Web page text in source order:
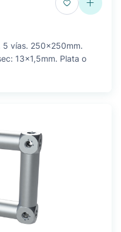
5 vías. 250x250mm.
13x1,5mm. Plata o